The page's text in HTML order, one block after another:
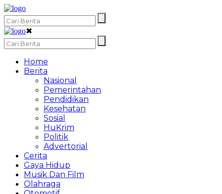
✖
Home
Berita
Nasional
Pemerintahan
Pendidikan
Kesehatan
Sosial
HuKrim
Politik
Advertorial
Cerita
Gaya Hidup
Musik Dan Film
Olahraga